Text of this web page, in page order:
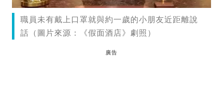
職員未有戴上口罩就與約一歲的小朋友近距離說
話（圖片來源：《假面酒店》劇照）
廣告